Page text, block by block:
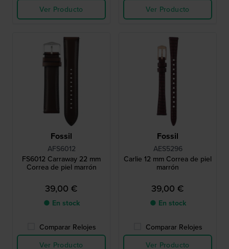
Ver Producto
Ver Producto
Fossil
AFS6012
FS6012 Carraway 22 mm
Correa de piel marrón
39,00 €
● En stock
Comparar Relojes
Ver Producto
Fossil
AES5296
Carlie 12 mm Correa de piel
marrón
39,00 €
● En stock
Comparar Relojes
Ver Producto